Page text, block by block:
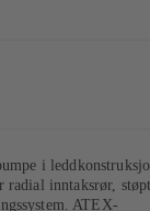
i
radial inntaksrør,
ATEX-